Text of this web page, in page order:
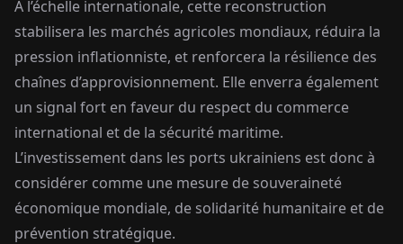
À l’échelle internationale, cette reconstruction
stabilisera les marchés agricoles mondiaux, réduira la
pression inflationniste, et renforcera la résilience des
chaînes d’approvisionnement. Elle enverra également
un signal fort en faveur du respect du commerce
international et de la sécurité maritime.
L’investissement dans les ports ukrainiens est donc à
considérer comme une mesure de souveraineté
économique mondiale, de solidarité humanitaire et de
prévention stratégique.